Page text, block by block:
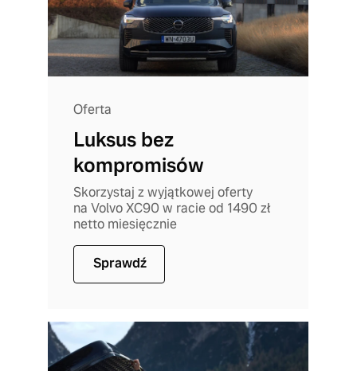
Oferta
Luksus bez
kompromisów
Skorzystaj z wyjątkowej oferty
na Volvo XC90 w racie od 1490 zł
netto miesięcznie
Sprawdź